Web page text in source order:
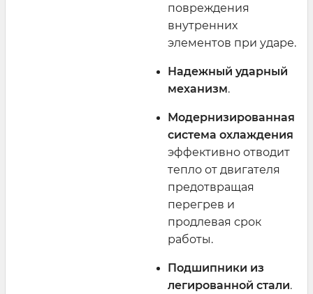
повреждения
внутренних
элементов при ударе.
Надежный ударный
механизм.
Модернизированная
система охлаждения
эффективно отводит
тепло от двигателя
предотвращая
перегрев и
продлевая срок
работы.
Подшипники из
легированной стали.